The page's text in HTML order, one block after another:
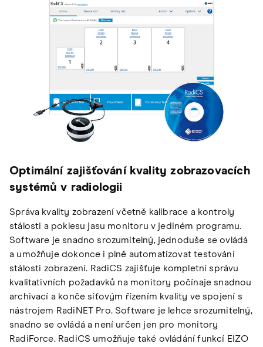
Optimální zajišťování kvality zobrazovacích
systémů v radiologii
Správa kvality zobrazení včetně kalibrace a kontroly
stálosti a poklesu jasu monitoru v jediném programu.
Software je snadno srozumitelný, jednoduše se ovládá
a umožňuje dokonce i plně automatizovat testování
stálosti zobrazení. RadiCS zajišťuje kompletní správu
kvalitativních požadavků na monitory počínaje snadnou
archivací a konče síťovým řízením kvality ve spojení s
nástrojem RadiNET Pro. Software je lehce srozumitelný,
snadno se ovládá a není určen jen pro monitory
RadiForce. RadiCS umožňuje také ovládání funkcí EIZO